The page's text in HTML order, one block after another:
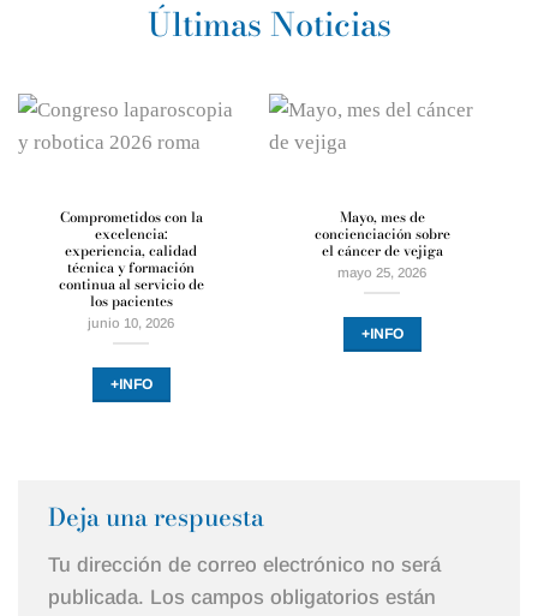
Últimas Noticias
Comprometidos con la
excelencia:
experiencia, calidad
técnica y formación
continua al servicio de
los pacientes
junio 10, 2026
+INFO
Mayo, mes de
concienciación sobre
el cáncer de vejiga
mayo 25, 2026
+INFO
Deja una respuesta
Tu dirección de correo electrónico no será
publicada. Los campos obligatorios están